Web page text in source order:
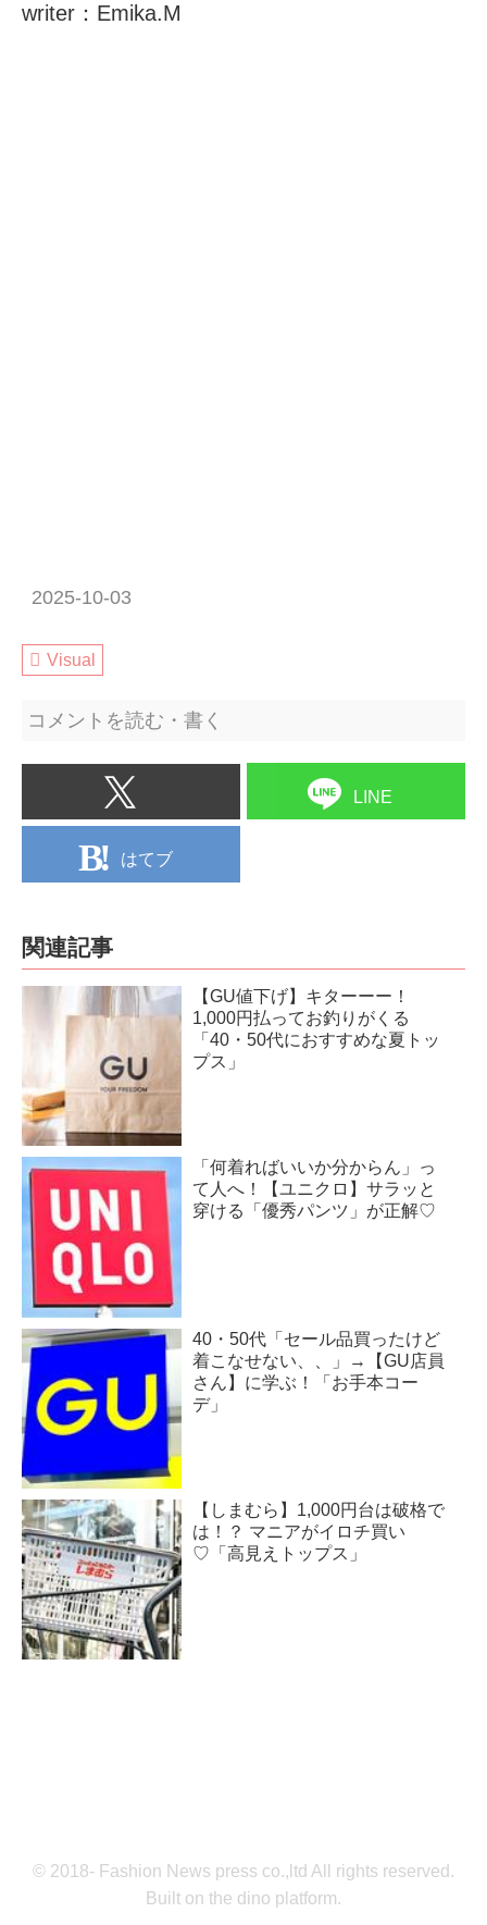
writer：Emika.M
2025-10-03
Visual
コメントを読む・書く
LINE
はてブ
関連記事
【GU値下げ】キターーー！
1,000円払ってお釣りがくる
「40・50代におすすめな夏トッ
プス」
「何着ればいいか分からん」っ
て人へ！【ユニクロ】サラッと
穿ける「優秀パンツ」が正解♡
40・50代「セール品買ったけど
着こなせない、、」→【GU店員
さん】に学ぶ！「お手本コー
デ」
【しまむら】1,000円台は破格で
は！？ マニアがイロチ買い
♡「高見えトップス」
© 2018- Fashion News press co.,ltd All rights reserved.
Built on the dino platform.